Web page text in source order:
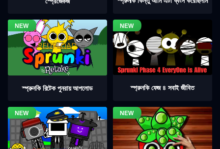
স্প্রুনকি রিটেক পুনরায় আপলোড স্প্রুনকি ফেজ ৪ সবাই জীবিত